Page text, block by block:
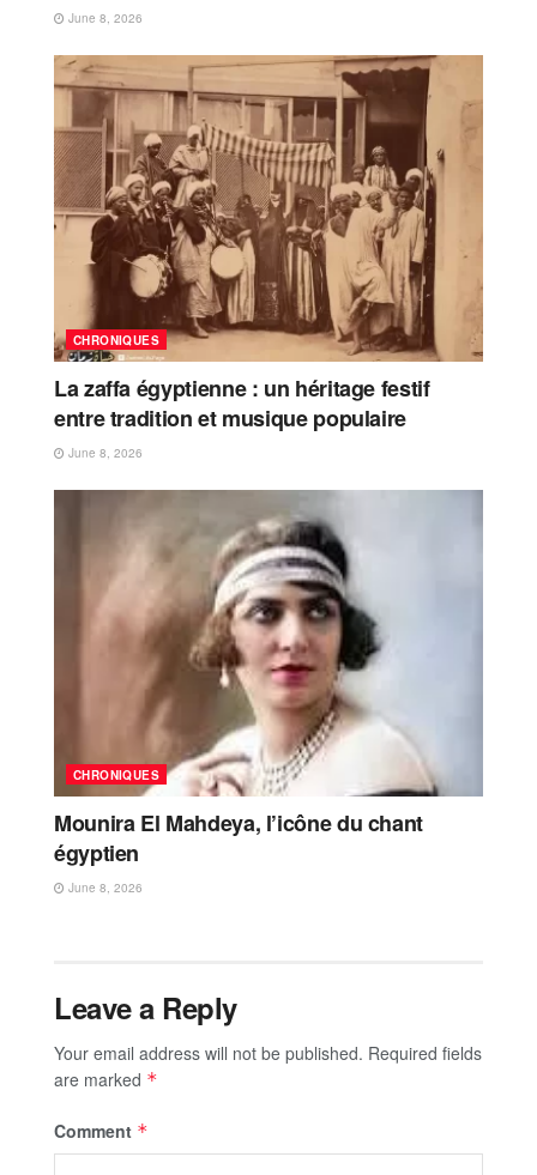
June 8, 2026
CHRONIQUES
La zaffa égyptienne : un héritage festif
entre tradition et musique populaire
June 8, 2026
CHRONIQUES
Mounira El Mahdeya, l’icône du chant
égyptien
June 8, 2026
Leave a Reply
Your email address will not be published. Required fields
are marked *
Comment *